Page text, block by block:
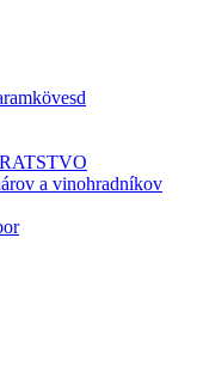
a vinohradníkov